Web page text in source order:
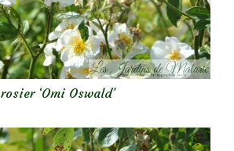
rosier ‘Omi Oswald’